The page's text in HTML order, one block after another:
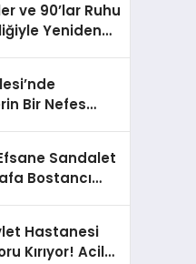
ve 90’lar Ruhu
Yeniden
Bir Nefes
Sandalet
Bostancı
Hastanesi
Kırıyor! Acil